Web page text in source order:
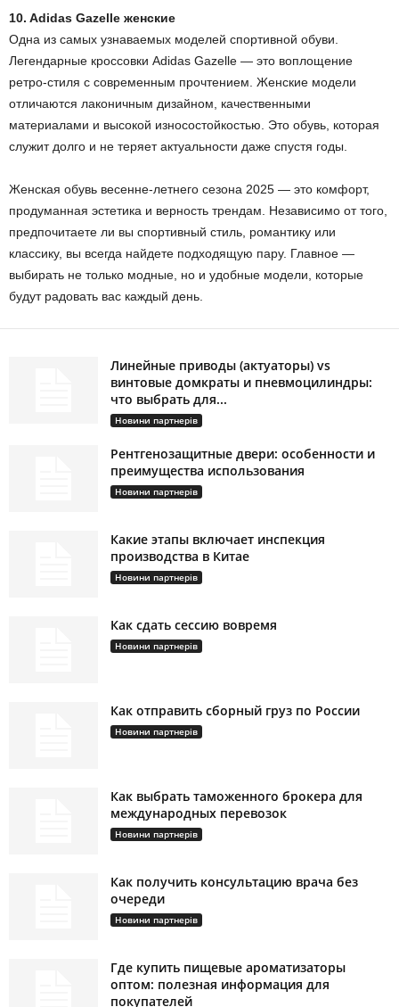
10. Adidas Gazelle женские
Одна из самых узнаваемых моделей спортивной обуви.
Легендарные кроссовки Adidas Gazelle — это воплощение
ретро-стиля с современным прочтением. Женские модели
отличаются лаконичным дизайном, качественными
материалами и высокой износостойкостью. Это обувь, которая
служит долго и не теряет актуальности даже спустя годы.
Женская обувь весенне-летнего сезона 2025 — это комфорт,
продуманная эстетика и верность трендам. Независимо от того,
предпочитаете ли вы спортивный стиль, романтику или
классику, вы всегда найдете подходящую пару. Главное —
выбирать не только модные, но и удобные модели, которые
будут радовать вас каждый день.
Линейные приводы (актуаторы) vs
винтовые домкраты и пневмоцилиндры:
что выбрать для...
Новини партнерів
Рентгенозащитные двери: особенности и
преимущества использования
Новини партнерів
Какие этапы включает инспекция
производства в Китае
Новини партнерів
Как сдать сессию вовремя
Новини партнерів
Как отправить сборный груз по России
Новини партнерів
Как выбрать таможенного брокера для
международных перевозок
Новини партнерів
Как получить консультацию врача без
очереди
Новини партнерів
Где купить пищевые ароматизаторы
оптом: полезная информация для
покупателей